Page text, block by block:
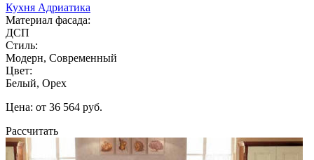
Кухня Адриатика
Материал фасада:
ДСП
Стиль:
Модерн, Современный
Цвет:
Белый, Орех
Цена: от 36 564 руб.
Рассчитать